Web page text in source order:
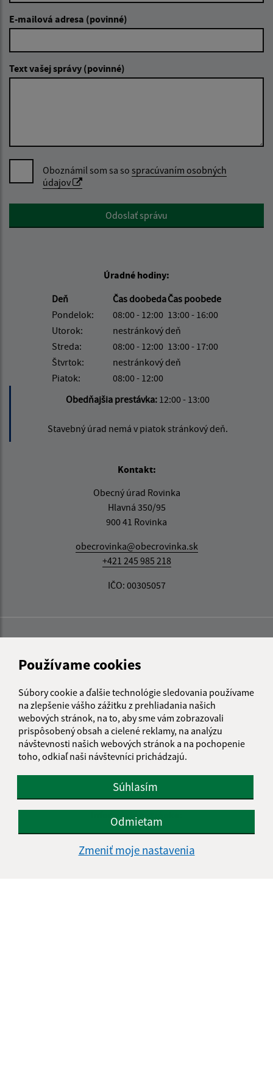
Používame cookies
Súbory cookie a ďalšie technológie sledovania používame
na zlepšenie vášho zážitku z prehliadania našich
webových stránok, na to, aby sme vám zobrazovali
prispôsobený obsah a cielené reklamy, na analýzu
návštevnosti našich webových stránok a na pochopenie
toho, odkiaľ naši návštevníci prichádzajú.
Súhlasím
Odmietam
Zmeniť moje nastavenia
E-mailová adresa (povinné)
Text vašej správy (povinné)
Oboznámil som sa so spracúvaním osobných
údajov
Google reCaptcha ResponseOdoslať správu
Úradné hodiny:
Deň
Čas doobedaČas poobede
Pondelok:
08:00 - 12:00 13:00 - 16:00
Utorok:
nestránkový deň
Streda:
08:00 - 12:00 13:00 - 17:00
Štvrtok:
nestránkový deň
Piatok:
08:00 - 12:00
Obedňajšia prestávka: 12:00 - 13:00
Stavebný úrad nemá v piatok stránkový deň.
Kontakt:
Obecný úrad Rovinka
Hlavná 350/95
900 41 Rovinka
obecrovinka@obecrovinka.sk
+421 245 985 218
IČO: 00305057
Informácie o stránke:
Vyhlásenie o prístupnosti
Autorské práva